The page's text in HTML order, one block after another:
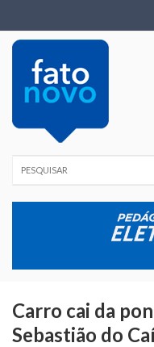
Carro cai da
Sebastião do